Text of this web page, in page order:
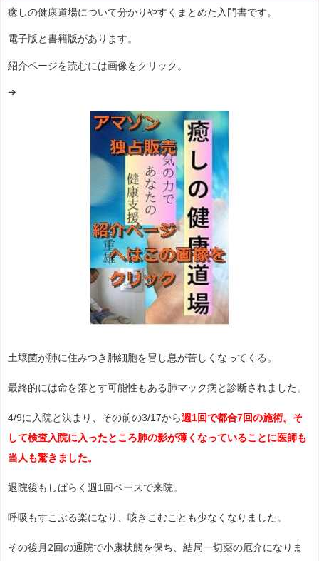
癒しの健康道場について分かりやすくまとめた入門書です。
電子版と書籍版があります。
紹介ページを読むには画像をクリック。
➔
土壌菌が肺に住みつき肺細胞を冒し息が苦しくなってくる。
最終的には命を落とす可能性もある肺マック病と診断されました。
4/9に入院と決まり、その前の3/17から週1回で都合7回の施術。そ
して検査入院に入ったところ肺の影が薄くなっていることに医師も
当人も驚きました。
退院後もしばらく週1回ペースで来院。
呼吸もすこぶる楽になり、咳きこむことも少なくなりました。
その後月2回の通院で小康状態を保ち、結局一切薬の厄介になりま